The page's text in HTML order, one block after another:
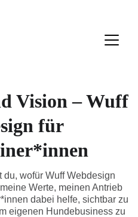
Vision – Wuff
für
du, wofür Wuff Webdesign
Werte, meinen Antrieb
dabei helfe, sichtbar zu
eigenen Hundebusiness zu